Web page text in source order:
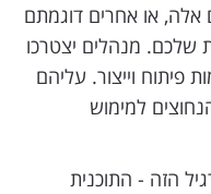
אלה, או אחרים דוגמתם
שלכם. מנהלים יצטרכו
פיתוח וייצור. עליהם
למימוש
הזה - התוכנית